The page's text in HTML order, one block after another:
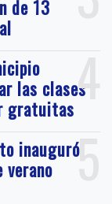
de 13
4
las clases
gratuitas
5
inauguró
verano